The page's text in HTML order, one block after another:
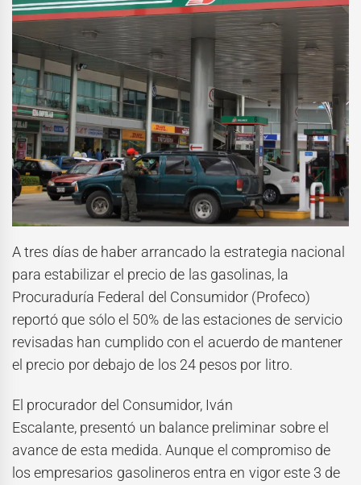
A tres días de haber arrancado la estrategia nacional
para estabilizar el precio de las gasolinas, la
Procuraduría Federal del Consumidor (Profeco)
reportó que sólo el 50% de las estaciones de servicio
revisadas han cumplido con el acuerdo de mantener
el precio por debajo de los 24 pesos por litro.
El procurador del Consumidor, Iván
Escalante, presentó un balance preliminar sobre el
avance de esta medida. Aunque el compromiso de
los empresarios gasolineros entra en vigor este 3 de